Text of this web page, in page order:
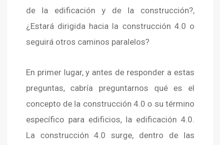
de la edificación y de la construcción?,
¿Estará dirigida hacia la construcción 4.0 o
seguirá otros caminos paralelos?
En primer lugar, y antes de responder a estas
preguntas, cabría preguntarnos qué es el
concepto de la construcción 4.0 o su término
específico para edificios, la edificación 4.0.
La construcción 4.0 surge, dentro de las